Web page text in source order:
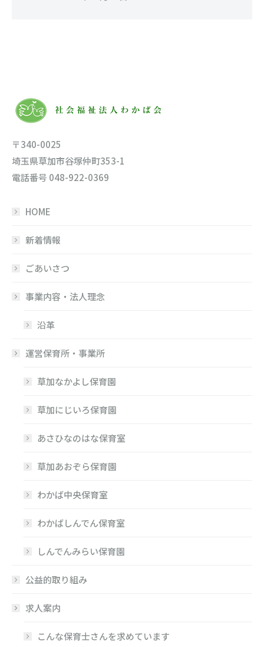
〒340-0025
埼玉県草加市谷塚仲町353-1
電話番号 048-922-0369
HOME
新着情報
ごあいさつ
事業内容・法人理念
沿革
運営保育所・事業所
草加なかよし保育園
草加にじいろ保育園
あさひなのはな保育室
草加あおぞら保育園
わかば中央保育室
わかばしんでん保育室
しんでんみらい保育園
公益的取り組み
求人案内
こんな保育士さんを求めています